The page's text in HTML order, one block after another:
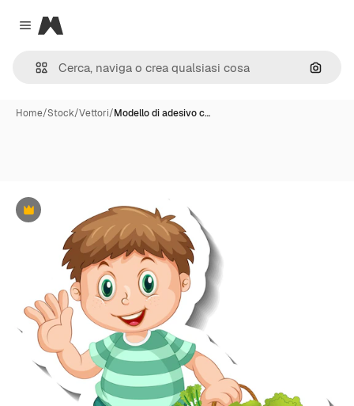
Close menu
Magnific
Cerca
Home/Stock/Vettori/Modello di adesivo c…
Premium